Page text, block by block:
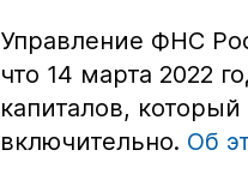
Управление ФНС
что 14 марта 2022
капиталов,
включительно. Об